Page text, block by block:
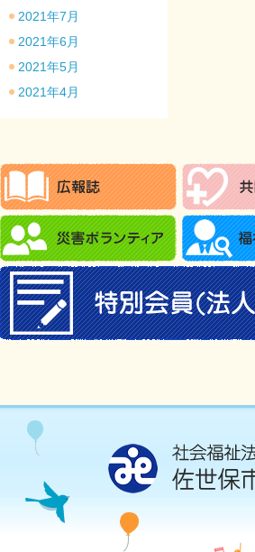
2021年7月
2021年6月
2021年5月
2021年4月